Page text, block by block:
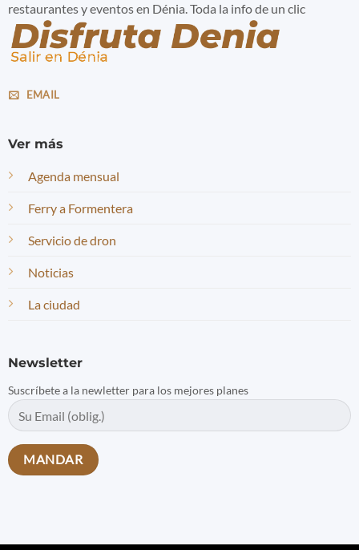
restaurantes y eventos en Dénia. Toda la info de un clic
EMAIL
Ver más
Agenda mensual
Ferry a Formentera
Servicio de dron
Noticias
La ciudad
Newsletter
Suscríbete a la newletter para los mejores planes